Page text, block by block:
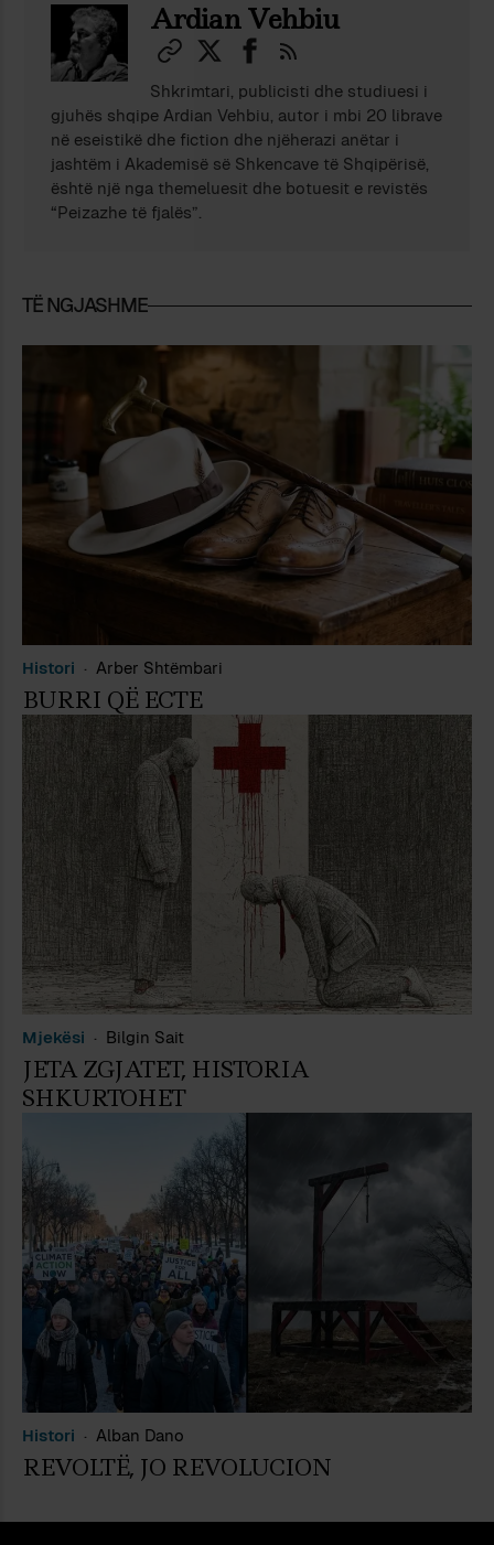
Ardian Vehbiu
Shkrimtari, publicisti dhe studiuesi i
gjuhës shqipe Ardian Vehbiu, autor i mbi 20 librave
në eseistikë dhe fiction dhe njëherazi anëtar i
jashtëm i Akademisë së Shkencave të Shqipërisë,
është një nga themeluesit dhe botuesit e revistës
“Peizazhe të fjalës”.
TË NGJASHME
Histori Arber Shtëmbari
BURRI QË ECTE
Mjekësi Bilgin Sait
JETA ZGJATET, HISTORIA
SHKURTOHET
Histori Alban Dano
REVOLTË, JO REVOLUCION